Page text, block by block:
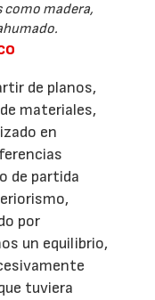
como madera,
de planos,
materiales,
en
de partida
por
un equilibrio,
tuviera